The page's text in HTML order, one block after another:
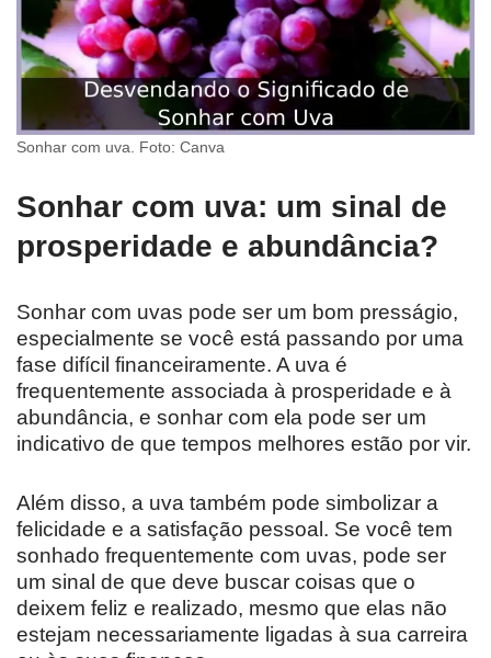
Sonhar com uva. Foto: Canva
Sonhar com uva: um sinal de
prosperidade e abundância?
Sonhar com uvas pode ser um bom presságio,
especialmente se você está passando por uma
fase difícil financeiramente. A uva é
frequentemente associada à prosperidade e à
abundância, e sonhar com ela pode ser um
indicativo de que tempos melhores estão por vir.
Além disso, a uva também pode simbolizar a
felicidade e a satisfação pessoal. Se você tem
sonhado frequentemente com uvas, pode ser
um sinal de que deve buscar coisas que o
deixem feliz e realizado, mesmo que elas não
estejam necessariamente ligadas à sua carreira